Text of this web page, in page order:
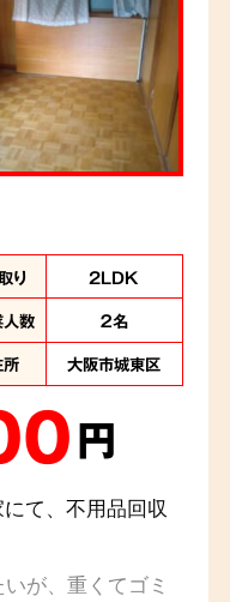
り
2LDK
数
２名
大阪市城東区
円
て、不用品回収
が、重くてゴミ